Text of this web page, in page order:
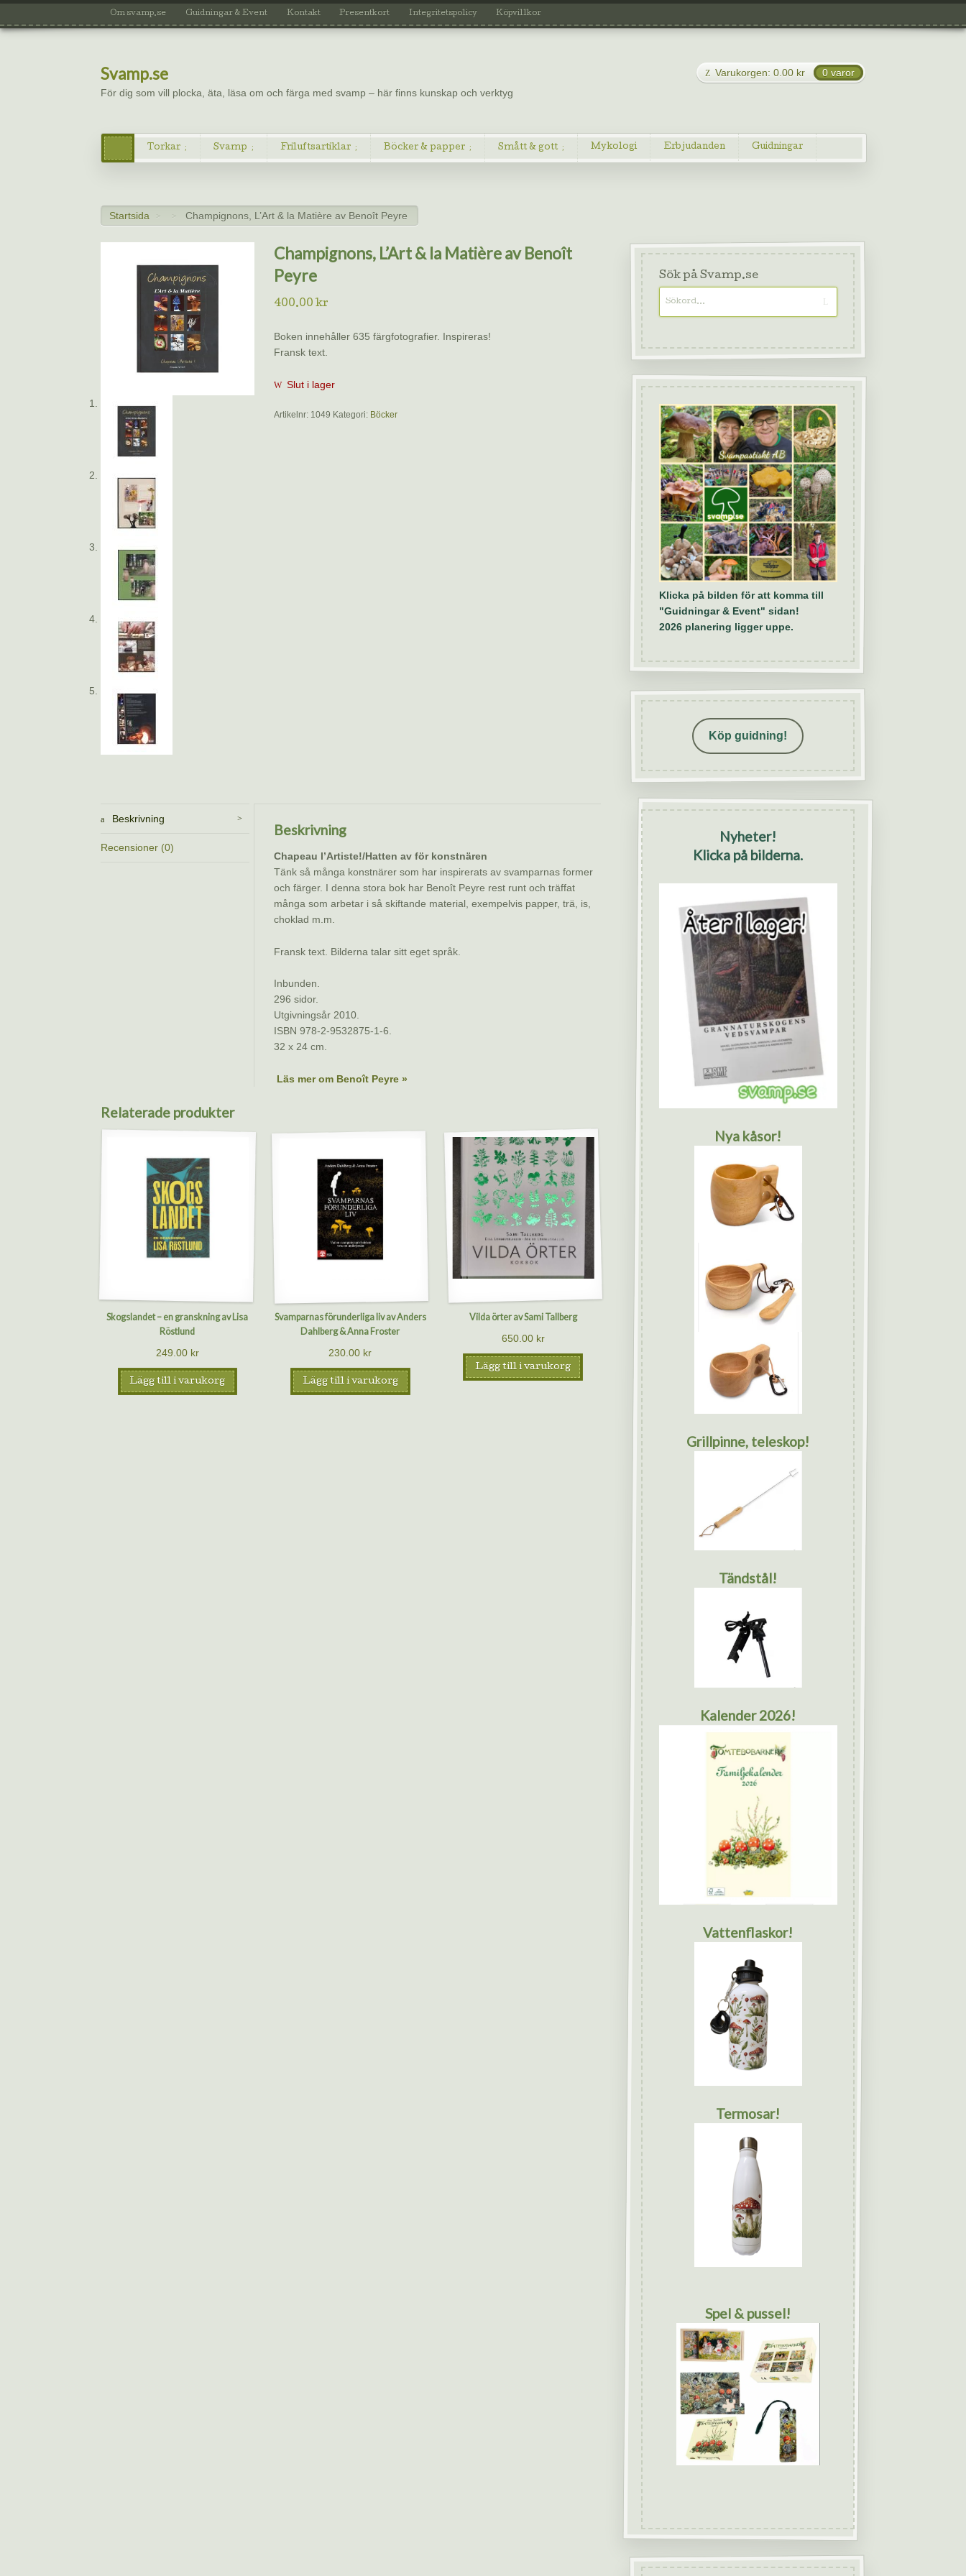
Om svamp.se Guidningar & Event Kontakt Presentkort Integritetspolicy Köpvillkor
Svamp.se
För dig som vill plocka, äta, läsa om och färga med svamp – här finns kunskap och verktyg
Varukorgen: 0.00 kr 0 varor
Torkar Svamp Friluftsartiklar Böcker & papper Smått & gott Mykologi Erbjudanden Guidningar
Startsida > > Champignons, L’Art & la Matière av Benoît Peyre
Champignons, L’Art & la Matière av Benoît
Peyre
400.00 kr
Boken innehåller 635 färgfotografier. Inspireras!
Fransk text.
Slut i lager
Artikelnr: 1049 Kategori: Böcker
Beskrivning
Recensioner (0)
Beskrivning
Chapeau l’Artiste!/Hatten av för konstnären
Tänk så många konstnärer som har inspirerats av svamparnas former
och färger. I denna stora bok har Benoît Peyre rest runt och träffat
många som arbetar i så skiftande material, exempelvis papper, trä, is,
choklad m.m.
Fransk text. Bilderna talar sitt eget språk.
Inbunden.
296 sidor.
Utgivningsår 2010.
ISBN 978-2-9532875-1-6.
32 x 24 cm.
Läs mer om Benoît Peyre »
Relaterade produkter
Skogslandet – en granskning av Lisa
Röstlund
249.00 kr
Lägg till i varukorg
Svamparnas förunderliga liv av Anders
Dahlberg & Anna Froster
230.00 kr
Lägg till i varukorg
Vilda örter av Sami Tallberg
650.00 kr
Lägg till i varukorg
Sök på Svamp.se
Klicka på bilden för att komma till
"Guidningar & Event" sidan!
2026 planering ligger uppe.
Köp guidning!
Nyheter!
Klicka på bilderna.
Nya kåsor!
Grillpinne, teleskop!
Tändstål!
Kalender 2026!
Vattenflaskor!
Termosar!
Spel & pussel!